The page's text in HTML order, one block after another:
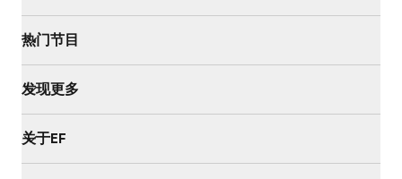
热门节目
发现更多
关于EF